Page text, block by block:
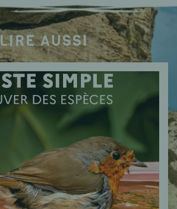
LIRE AUSSI